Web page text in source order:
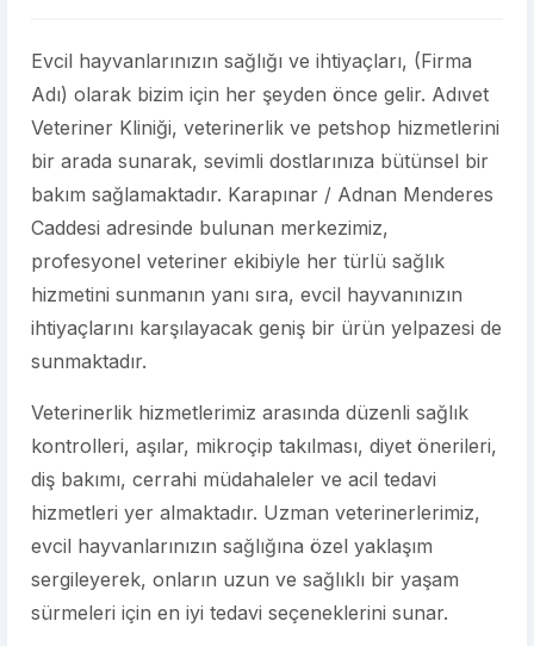
Evcil hayvanlarınızın sağlığı ve ihtiyaçları, (Firma
Adı) olarak bizim için her şeyden önce gelir. Adıvet
Veteriner Kliniği, veterinerlik ve petshop hizmetlerini
bir arada sunarak, sevimli dostlarınıza bütünsel bir
bakım sağlamaktadır. Karapınar / Adnan Menderes
Caddesi adresinde bulunan merkezimiz,
profesyonel veteriner ekibiyle her türlü sağlık
hizmetini sunmanın yanı sıra, evcil hayvanınızın
ihtiyaçlarını karşılayacak geniş bir ürün yelpazesi de
sunmaktadır.
Veterinerlik hizmetlerimiz arasında düzenli sağlık
kontrolleri, aşılar, mikroçip takılması, diyet önerileri,
diş bakımı, cerrahi müdahaleler ve acil tedavi
hizmetleri yer almaktadır. Uzman veterinerlerimiz,
evcil hayvanlarınızın sağlığına özel yaklaşım
sergileyerek, onların uzun ve sağlıklı bir yaşam
sürmeleri için en iyi tedavi seçeneklerini sunar.